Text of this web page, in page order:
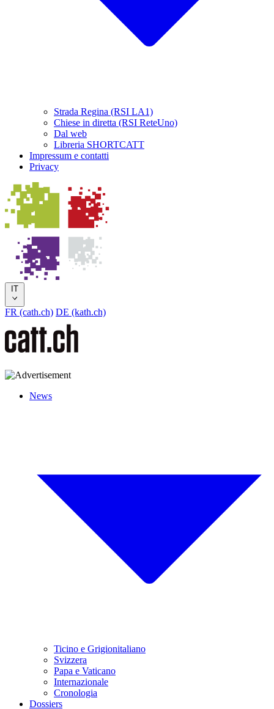
Strada Regina (RSI LA1)
Chiese in diretta (RSI ReteUno)
Dal web
Libreria SHORTCATT
Impressum e contatti
Privacy
IT
FR (cath.ch) DE (kath.ch)
News
Ticino e Grigionitaliano
Svizzera
Papa e Vaticano
Internazionale
Cronologia
Dossiers